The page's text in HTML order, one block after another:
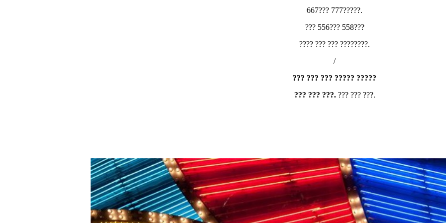
667??? 777?????.
??? 556??? 558???
???? ??? ??? ????????.
/
??? ??? ??? ????? ?????
??? ??? ???.??? ??? ???.